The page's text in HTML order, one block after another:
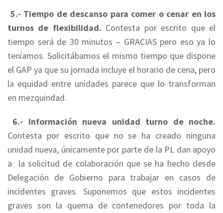
5.- Tiempo de descanso para comer o cenar en los
turnos de flexibilidad. Contesta por escrito que el
tiempo será de 30 minutos – GRACIAS pero eso ya lo
teníamos. Solicitábamos el mismo tiempo que dispone
el GAP ya que su jornada incluye el horario de cena, pero
la equidad entre unidades parece que lo transforman
en mezquindad.
6.- Información nueva unidad turno de noche.
Contesta por escrito que no se ha creado ninguna
unidad nueva, únicamente por parte de la PL dan apoyo
a la solicitud de colaboración que se ha hecho desde
Delegación de Gobierno para trabajar en casos de
incidentes graves. Suponemos que estos incidentes
graves son la quema de contenedores por toda la